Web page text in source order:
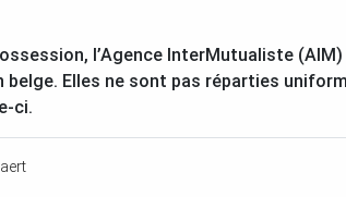
l’Agence InterMutualiste (AIM)
belge. Elles ne sont pas réparties
ci.